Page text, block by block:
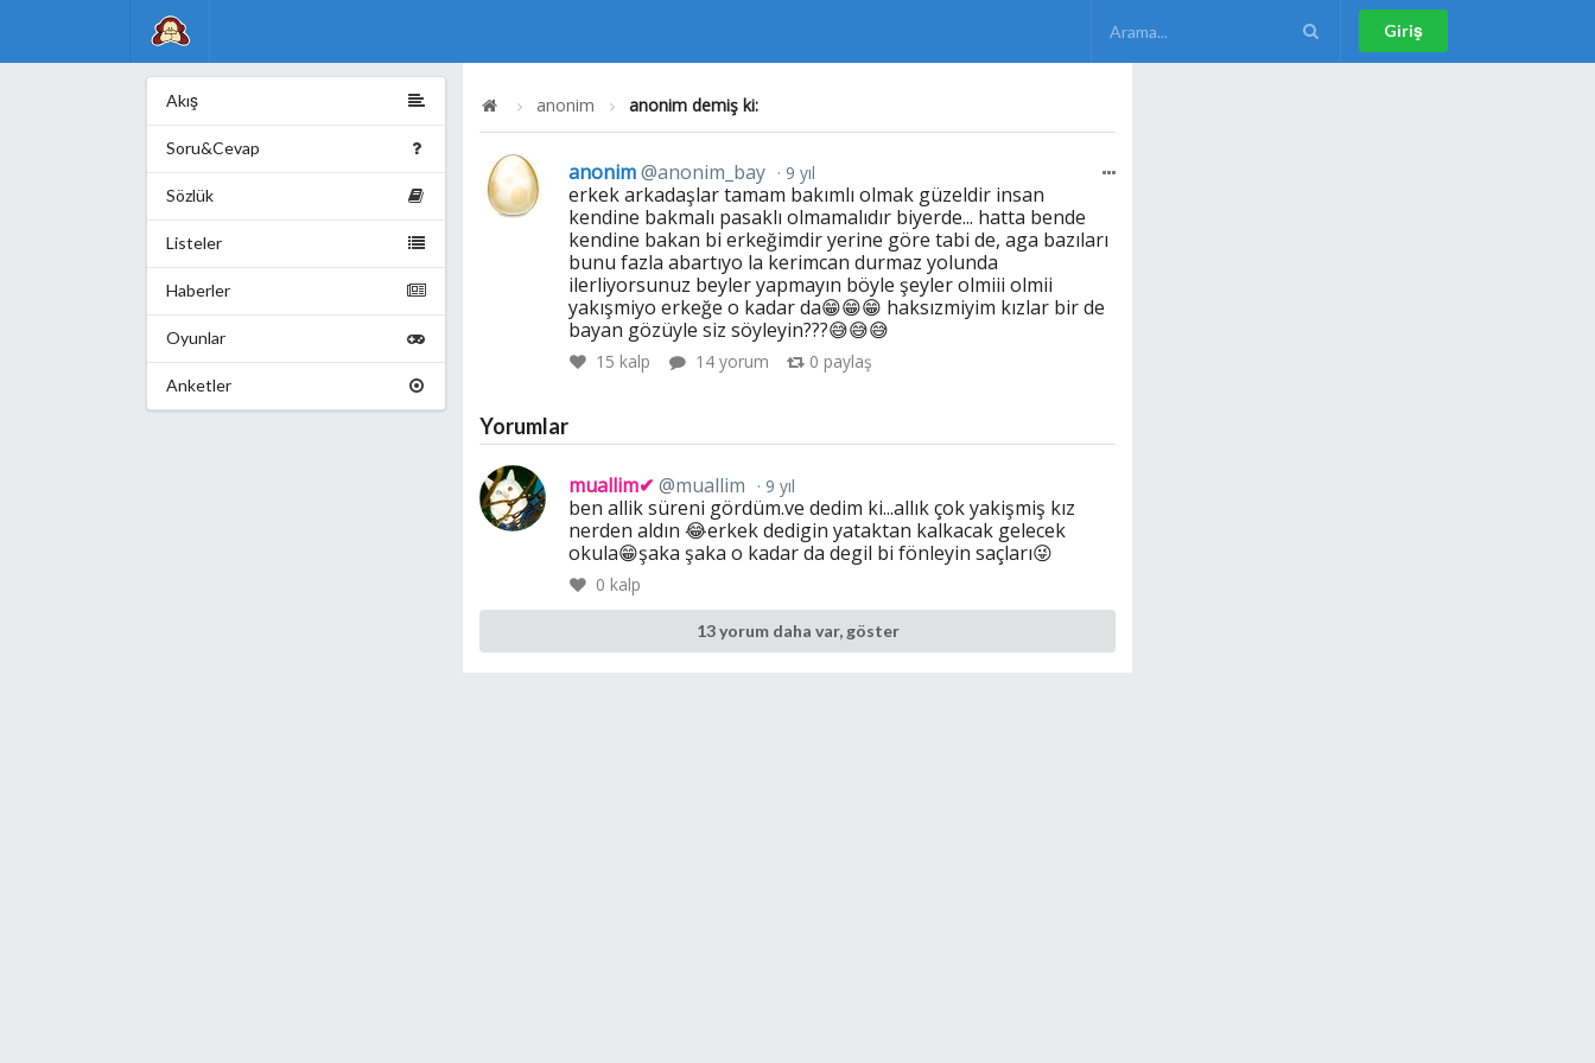
Akış
Soru&Cevap
Sözlük
Listeler
Haberler
Oyunlar
Anketler
anonim anonim demiş ki:
anonim@anonim_bay 9 yıl
erkek arkadaşlar tamam bakımlı olmak güzeldir insan
kendine bakmalı pasaklı olmamalıdır biyerde... hatta bende
kendine bakan bi erkeğimdir yerine göre tabi de, aga bazıları
bunu fazla abartıyo la kerimcan durmaz yolunda
ilerliyorsunuz beyler yapmayın böyle şeyler olmiii olmii
yakışmiyo erkeğe o kadar da😁😁😁 haksızmiyim kızlar bir de
bayan gözüyle siz söyleyin???😅😅😅
15 kalp 14 yorum 0 paylaş
Yorumlar
muallim✔ @muallim 9 yıl
ben allik süreni gördüm.ve dedim ki...allık çok yakişmiş kız
nerden aldın 😂erkek dedigin yataktan kalkacak gelecek
okula😁şaka şaka o kadar da degil bi fönleyin saçları😜
0 kalp
13 yorum daha var, göster
Giriş